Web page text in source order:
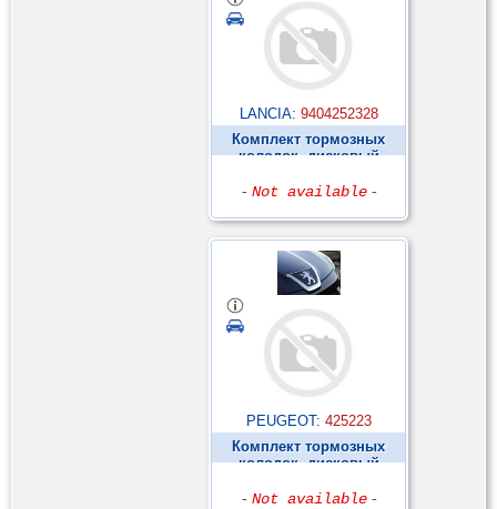
LANCIA: 9404252328
Комплект тормозных
колодок, дисковый
- Not available -
PEUGEOT: 425223
Комплект тормозных
колодок, дисковый
- Not available -